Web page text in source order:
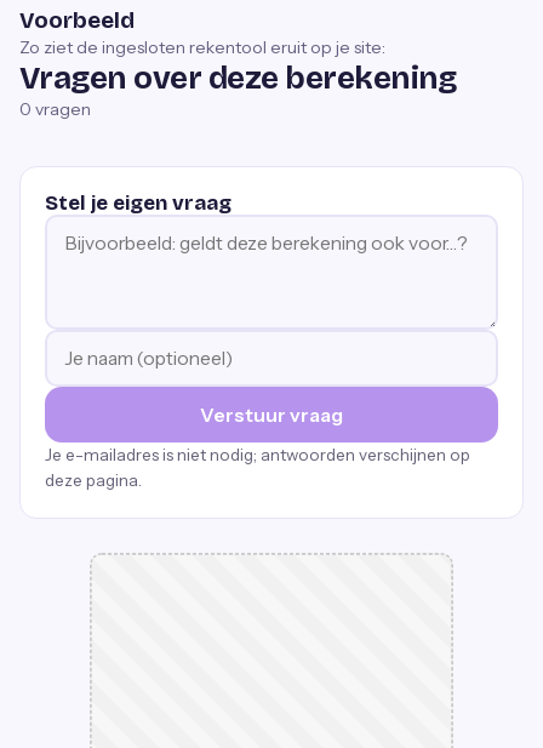
Voorbeeld
Zo ziet de ingesloten rekentool eruit op je site:
Vragen over deze berekening
0 vragen
Stel je eigen vraag
Verstuur vraag
Je e-mailadres is niet nodig; antwoorden verschijnen op
deze pagina.